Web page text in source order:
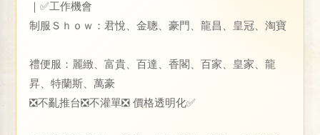
錦州街龍昇酒店、皇冠酒店
｜✅工作機會
制服Ｓｈｏｗ：君悅、金聰、豪門、龍昌、皇冠、淘寶
禮便服：麗緻、富貴、百達、香閣、百家、皇家、龍
昇、特蘭斯、萬豪
❎不亂推台❎不灌單❎ 價格透明化✅